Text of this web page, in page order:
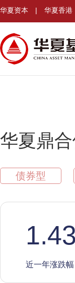
华夏资本 | 华夏香港
华夏鼎
债券型
1.43
近一年涨跌幅